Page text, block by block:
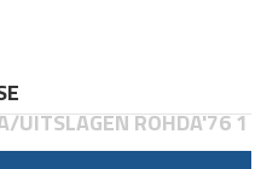
UITSLAGEN ROHDA'76 1